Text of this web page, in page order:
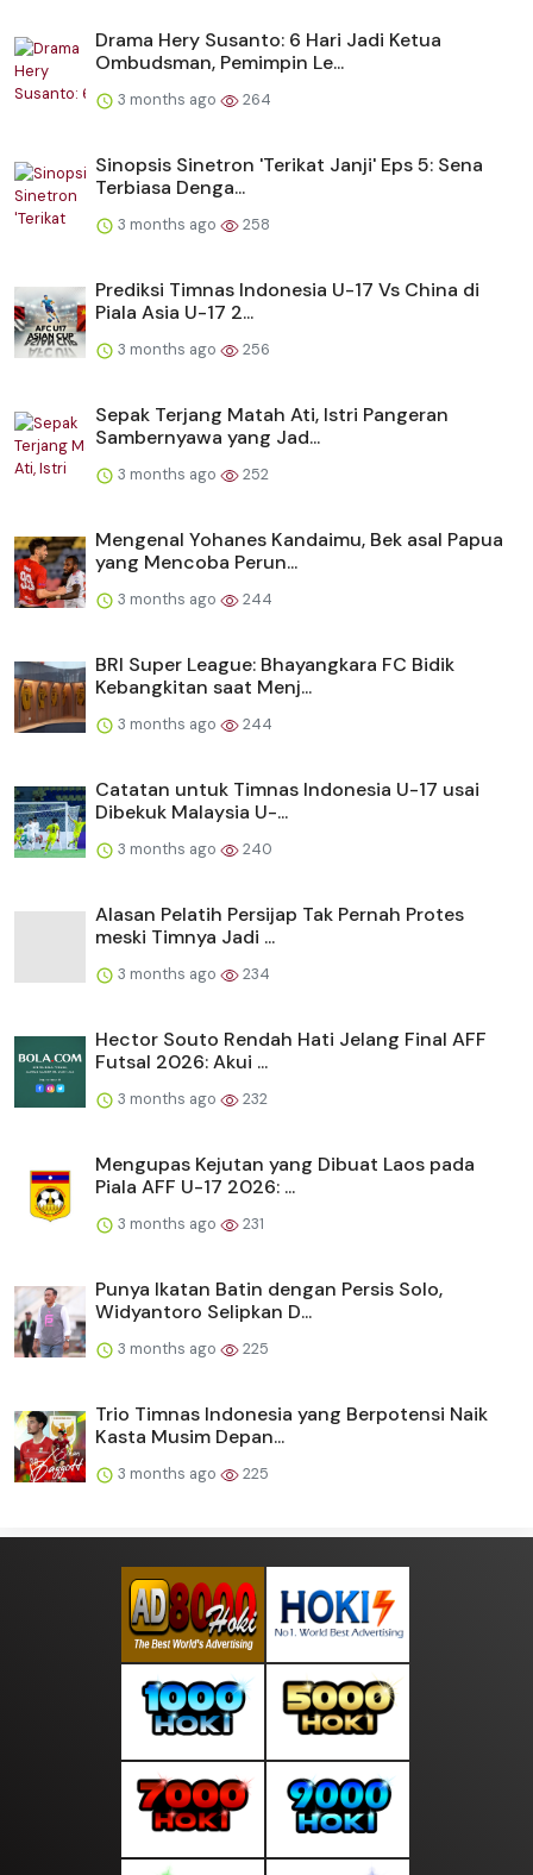
Drama Hery Susanto: 6 Hari Jadi Ketua
Ombudsman, Pemimpin Le...
3 months ago 264
Sinopsis Sinetron 'Terikat Janji' Eps 5: Sena
Terbiasa Denga...
3 months ago 258
Prediksi Timnas Indonesia U-17 Vs China di
Piala Asia U-17 2...
3 months ago 256
Sepak Terjang Matah Ati, Istri Pangeran
Sambernyawa yang Jad...
3 months ago 252
Mengenal Yohanes Kandaimu, Bek asal Papua
yang Mencoba Perun...
3 months ago 244
BRI Super League: Bhayangkara FC Bidik
Kebangkitan saat Menj...
3 months ago 244
Catatan untuk Timnas Indonesia U-17 usai
Dibekuk Malaysia U-...
3 months ago 240
Alasan Pelatih Persijap Tak Pernah Protes
meski Timnya Jadi ...
3 months ago 234
Hector Souto Rendah Hati Jelang Final AFF
Futsal 2026: Akui ...
3 months ago 232
Mengupas Kejutan yang Dibuat Laos pada
Piala AFF U-17 2026: ...
3 months ago 231
Punya Ikatan Batin dengan Persis Solo,
Widyantoro Selipkan D...
3 months ago 225
Trio Timnas Indonesia yang Berpotensi Naik
Kasta Musim Depan...
3 months ago 225